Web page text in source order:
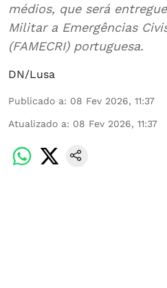
médios, que será
Militar a Emergências
(FAMECRI) portuguesa.
DN/Lusa
Publicado a: 08 Fev 2026, 11:37
Atualizado a: 08 Fev 2026, 11:37